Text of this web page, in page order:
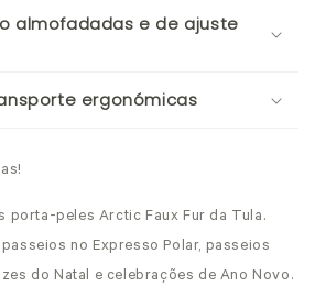
almofadadas e de ajuste
ergonómicas
porta-peles Arctic Faux Fur da Tula.
no Expresso Polar, passeios
do Natal e celebrações de Ano Novo.